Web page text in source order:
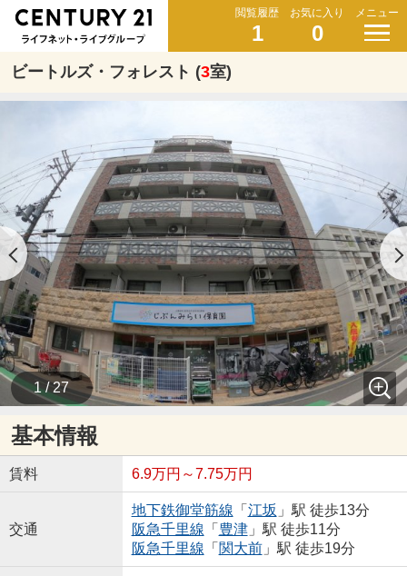
閲覧履歴
1
お気に入り
0
メニュー
ビートルズ・フォレスト (3室)
1 / 27
基本情報
賃料 6.9万円～7.75万円
交通
地下鉄御堂筋線 「 江坂 」駅 徒歩13分
阪急千里線 「 豊津」駅 徒歩11分
阪急千里線 「 関大前」駅 徒歩19分